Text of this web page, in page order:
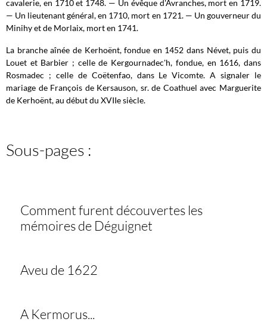
cavalerie, en 1710 et 1748. — Un évêque d'Avranches, mort en 1719.
— Un lieutenant général, en 1710, mort en 1721. — Un gouverneur du
Minihy et de Morlaix, mort en 1741.
La branche aînée de Kerhoënt, fondue en 1452 dans Névet, puis du
Louet et Barbier ; celle de Kergournadec'h, fondue, en 1616, dans
Rosmadec ; celle de Coëtenfao, dans Le Vicomte. A signaler le
mariage de François de Kersauson, sr. de Coathuel avec Marguerite
de Kerhoënt, au début du XVIIe siècle.
Sous-pages :
Comment furent découvertes les
mémoires de Déguignet
Aveu de 1622
A Kermorus...